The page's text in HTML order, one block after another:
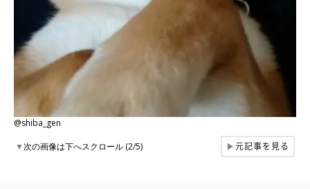
@shiba_gen
▼次の画像は下へスクロール (2/5) ▶元記事を見る